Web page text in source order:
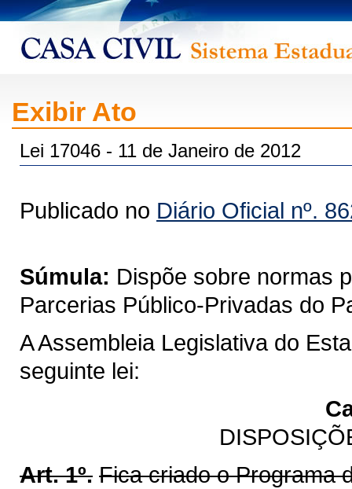
Exibir Ato
Lei 17046 - 11 de Janeiro de 2012
Publicado no Diário Oficial nº.
Súmula: Dispõe sobre normas
Parcerias Público-Privadas do
A Assembleia Legislativa do
seguinte lei:
Art. 1º. Fica criado o Programa